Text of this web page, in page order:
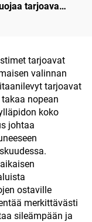
tarjoava
tarjoavat
valinnan
tarjoavat
nopean
koko
johtaa
ostaville
merkittävästi
sileämpään ja